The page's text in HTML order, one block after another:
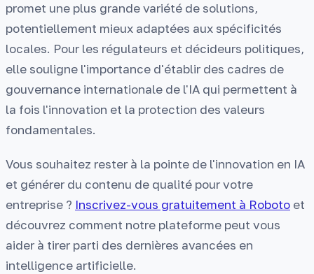
promet une plus grande variété de solutions,
potentiellement mieux adaptées aux spécificités
locales. Pour les régulateurs et décideurs politiques,
elle souligne l'importance d'établir des cadres de
gouvernance internationale de l'IA qui permettent à
la fois l'innovation et la protection des valeurs
fondamentales.
Vous souhaitez rester à la pointe de l'innovation en IA
et générer du contenu de qualité pour votre
entreprise ? Inscrivez-vous gratuitement à Roboto et
découvrez comment notre plateforme peut vous
aider à tirer parti des dernières avancées en
intelligence artificielle.